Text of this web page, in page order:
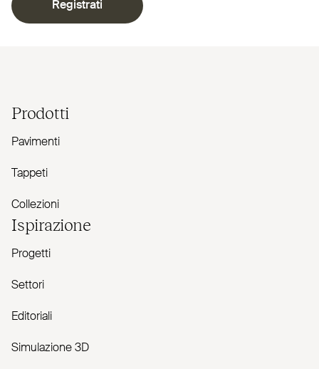
Registrati
Prodotti
Pavimenti
Tappeti
Collezioni
Ispirazione
Progetti
Settori
Editoriali
Simulazione 3D